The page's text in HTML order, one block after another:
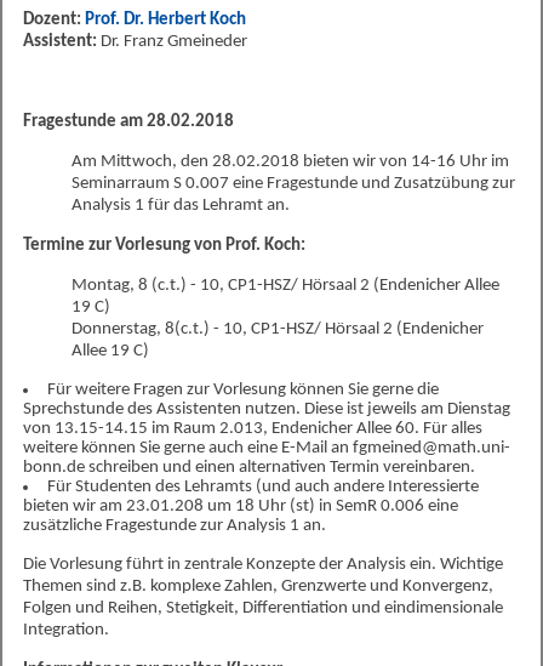
Dozent: Prof. Dr. Herbert Koch
Assistent: Dr. Franz Gmeineder
Fragestunde am 28.02.2018
Am Mittwoch, den 28.02.2018 bieten wir von 14-16 Uhr im
Seminarraum S 0.007 eine Fragestunde und Zusatzübung zur
Analysis 1 für das Lehramt an.
Termine zur Vorlesung von Prof. Koch:
Montag, 8 (c.t.) - 10, CP1-HSZ/ Hörsaal 2 (Endenicher Allee
19 C)
Donnerstag, 8(c.t.) - 10, CP1-HSZ/ Hörsaal 2 (Endenicher
Allee 19 C)
Für weitere Fragen zur Vorlesung können Sie gerne die
Sprechstunde des Assistenten nutzen. Diese ist jeweils am Dienstag
von 13.15-14.15 im Raum 2.013, Endenicher Allee 60. Für alles
weitere können Sie gerne auch eine E-Mail an fgmeined@math.uni-
bonn.de schreiben und einen alternativen Termin vereinbaren.
Für Studenten des Lehramts (und auch andere Interessierte
bieten wir am 23.01.208 um 18 Uhr (st) in SemR 0.006 eine
zusätzliche Fragestunde zur Analysis 1 an.
Die Vorlesung führt in zentrale Konzepte der Analysis ein. Wichtige
Themen sind z.B. komplexe Zahlen, Grenzwerte und Konvergenz,
Folgen und Reihen, Stetigkeit, Differentiation und eindimensionale
Integration.